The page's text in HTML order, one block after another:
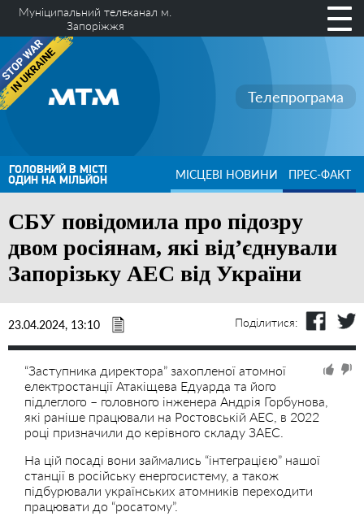
Муніципальний телеканал м.
Запоріжжя
Телепрограма
ГОЛОВНИЙ В МІСТІ
ОДИН НА МІЛЬЙОН МІСЦЕВІ НОВИНИ ПРЕС-ФАКТ
СБУ повідомила про підозру
двом росіянам, які від’єднували
Запорізьку АЕС від України
23.04.2024, 13:10 Поділитися:
“Заступника директора” захопленої атомної
електростанції Атакіщева Едуарда та його
підлеглого – головного інженера Андрія Горбунова,
які раніше працювали на Ростовській АЕС, в 2022
році призначили до керівного складу ЗАЕС.
На цій посаді вони займались “інтеграцією” нашої
станції в російську енергосистему, а також
підбурювали українських атомників переходити
працювати до “росатому”.